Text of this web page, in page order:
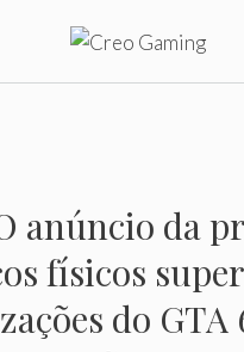
anúncio da
físicos
do GTA